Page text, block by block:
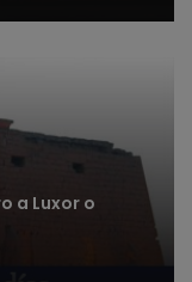
a Luxor o